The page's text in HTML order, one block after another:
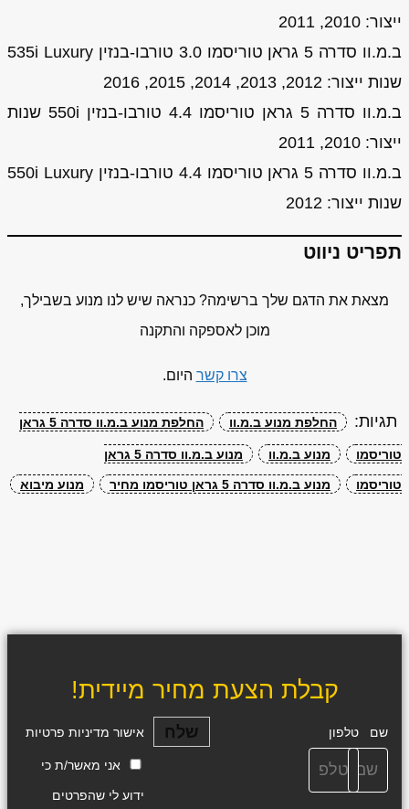
ייצור: 2010, 2011
ב.מ.וו סדרה 5 גראן טוריסמו 3.0 טורבו-בנזין 535i Luxury
שנות ייצור: 2012, 2013, 2014, 2015, 2016
ב.מ.וו סדרה 5 גראן טוריסמו 4.4 טורבו-בנזין 550i שנות
ייצור: 2010, 2011
ב.מ.וו סדרה 5 גראן טוריסמו 4.4 טורבו-בנזין 550i Luxury
שנות ייצור: 2012
תפריט ניווט
מצאת את הדגם שלך ברשימה? כנראה שיש לנו מנוע בשבילך,
מוכן לאספקה והתקנה
צרו קשר היום.
תגיות: החלפת מנוע ב.מ.וו החלפת מנוע ב.מ.וו סדרה 5 גראן
טוריסמו מנוע ב.מ.וו מנוע ב.מ.וו סדרה 5 גראן
טוריסמו מנוע ב.מ.וו סדרה 5 גראן טוריסמו מחיר מנוע מיבוא
קבלת הצעת מחיר מיידית!
שם טלפון אישור מדיניות פרטיות
אני מאשר/ת כי
ידוע לי שהפרטים
שלח